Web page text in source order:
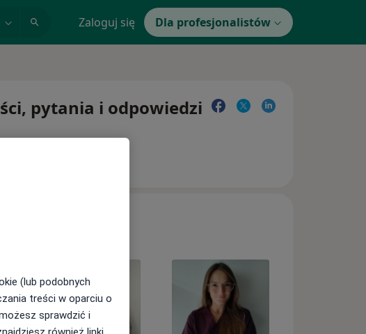
Zaloguj się Dla profesjonalistów
pytania i odpowiedzi
(lub podobnych
treści w oparciu o
sprawdzić i